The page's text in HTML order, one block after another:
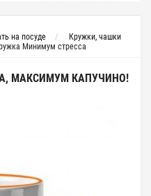
на посуде
Кружки, чашки
Минимум стресса
МАКСИМУМ КАПУЧИНО!